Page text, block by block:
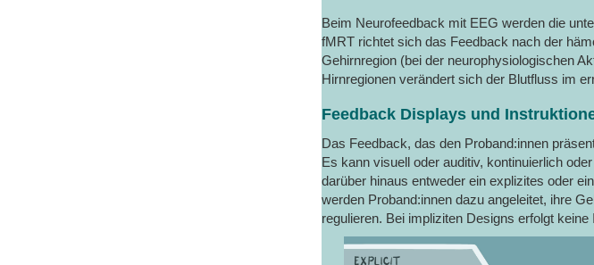
Beim Neurofeedback mit EEG werden die
fMRT richtet sich das Feedback nach der
Gehirnregion (bei der neurophysiologischen
Hirnregionen verändert sich der Blutfluss im
Feedback Displays und
Das Feedback, das den Proband:innen
Es kann visuell oder auditiv, kontinuierlich
darüber hinaus entweder ein explizites oder
werden Proband:innen dazu angeleitet, ihre
regulieren. Bei impliziten Designs erfolgt keine